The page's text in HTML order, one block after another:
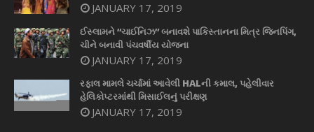
JANUARY 17, 2019
ઈસ્લામને “ચાઈનિઝ” બનાવશે પાકિસ્તાનના મિત્ર જિનપિંગ,
ચીને બનાવી પંચવર્ષીય યોજના
JANUARY 17, 2019
રફાલ મામલે ચર્ચામાં આવેલી HALની કમાલ, પહેલીવાર
હેલિકોપ્ટરમાંથી મિસાઈલનું પરીક્ષણ
JANUARY 17, 2019